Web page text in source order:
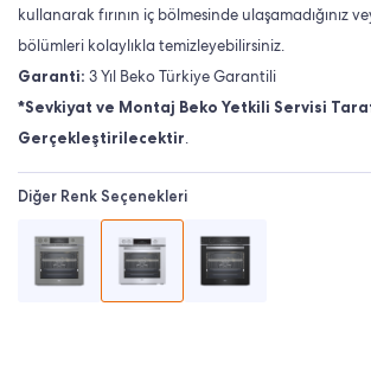
kullanarak fırının iç bölmesinde ulaşamadığınız
bölümleri kolaylıkla temizleyebilirsiniz.
Garanti: 3 Yıl Beko Türkiye Garantili
*Sevkiyat ve Montaj Beko Yetkili Servisi
Gerçekleştirilecektir.
Diğer Renk Seçenekleri